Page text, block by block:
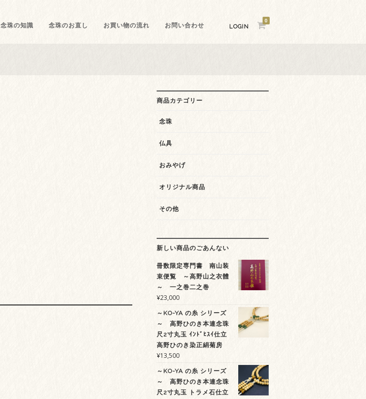
念珠の知識 念珠のお直し お買い物の流れ お問い合わせ LOGIN
0
商品カテゴリー
念珠
仏具
おみやげ
オリジナル商品
その他
新しい商品のごあんない
冊数限定専門書 南山装
束便覧 ～高野山之衣體
～ 一之巻二之巻
¥23,000
～KO-YA の糸 シリーズ
～ 高野ひのき本連念珠
尺2寸丸玉 ｲﾝﾄﾞﾋｽｲ仕立
高野ひのき染正絹菊房
¥13,500
～KO-YA の糸 シリーズ
～ 高野ひのき本連念珠
尺2寸丸玉 トラメ石仕立